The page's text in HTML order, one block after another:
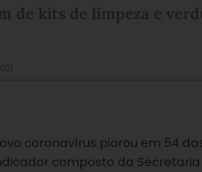
de kits de limpeza e
coronavírus piorou em 54
composto da